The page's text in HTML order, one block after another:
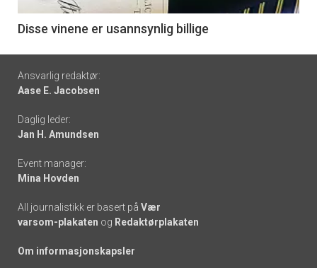
6
Disse vinene er usannsynlig billige
Footer
-
links
Ansvarlig redaktør:
Aase E. Jacobsen
Daglig leder:
Jan H. Amundsen
Event manager:
Mina Hovden
All journalistikk er basert på Vær
varsom-plakaten og Redaktørplakaten
Om informasjonskapsler